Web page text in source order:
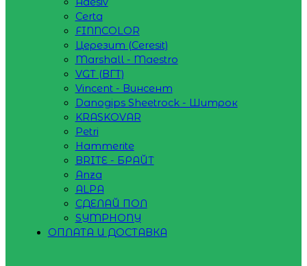
Certa
FINNCOLOR
Церезит (Ceresit)
Marshall - Maestro
VGT (ВГТ)
Vincent - Винсент
Danogips Sheetrock - Шитрок
KRASKOVAR
Petri
Hammerite
BRITE - БРАЙТ
Anza
ALPA
СДЕЛАЙ ПОЛ
SYMPHONY
ОПЛАТА И ДОСТАВКА